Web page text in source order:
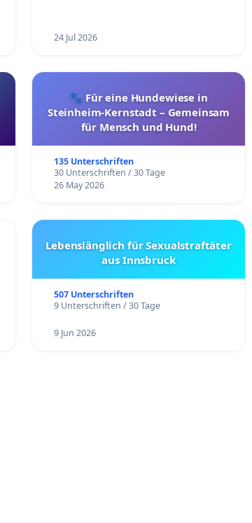
24 Jul 2026
🐾 Für eine Hundewiese in
Steinheim-Kernstadt – Gemeinsam
für Mensch und Hund!
135 Unterschriften
30 Unterschriften / 30 Tage
26 May 2026
Lebenslänglich für Sexualstraftäter
aus Innsbruck
507 Unterschriften
9 Unterschriften / 30 Tage
9 Jun 2026